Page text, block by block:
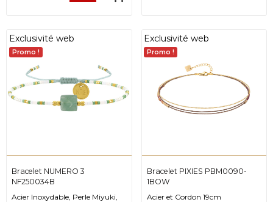
Exclusivité web
Promo !
Bracelet NUMERO 3
NF250034B
Acier Inoxydable, Perle Miyuki,
Exclusivité web
Promo !
Bracelet PIXIES PBM0090-
1BOW
Acier et Cordon 19cm